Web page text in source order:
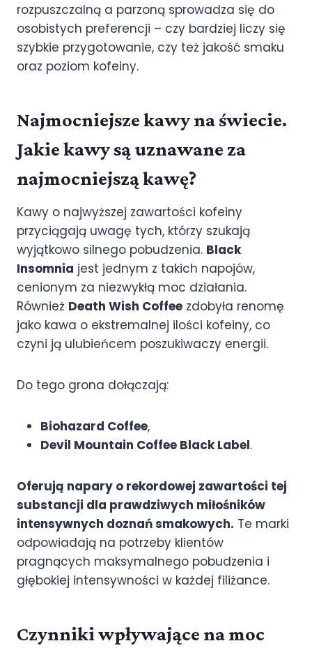
rozpuszczalną a parzoną sprowadza się do
osobistych preferencji – czy bardziej liczy się
szybkie przygotowanie, czy też jakość smaku
oraz poziom kofeiny.
Najmocniejsze kawy na świecie.
Jakie kawy są uznawane za
najmocniejszą kawę?
Kawy o najwyższej zawartości kofeiny
przyciągają uwagę tych, którzy szukają
wyjątkowo silnego pobudzenia. Black
Insomnia jest jednym z takich napojów,
cenionym za niezwykłą moc działania.
Również Death Wish Coffee zdobyła renomę
jako kawa o ekstremalnej ilości kofeiny, co
czyni ją ulubieńcem poszukiwaczy energii.
Do tego grona dołączają:
Biohazard Coffee,
Devil Mountain Coffee Black Label.
Oferują napary o rekordowej zawartości tej
substancji dla prawdziwych miłośników
intensywnych doznań smakowych. Te marki
odpowiadają na potrzeby klientów
pragnących maksymalnego pobudzenia i
głębokiej intensywności w każdej filiżance.
Czynniki wpływające na moc